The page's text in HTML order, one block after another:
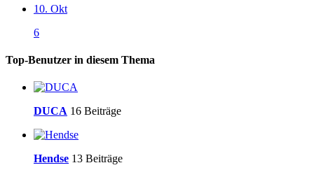
10. Okt
6
Top-Benutzer in diesem Thema
DUCA 16 Beiträge
Hendse 13 Beiträge